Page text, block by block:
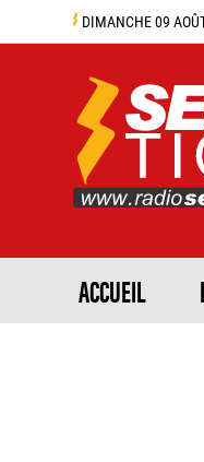
DIMANCHE 09
ACCUEIL